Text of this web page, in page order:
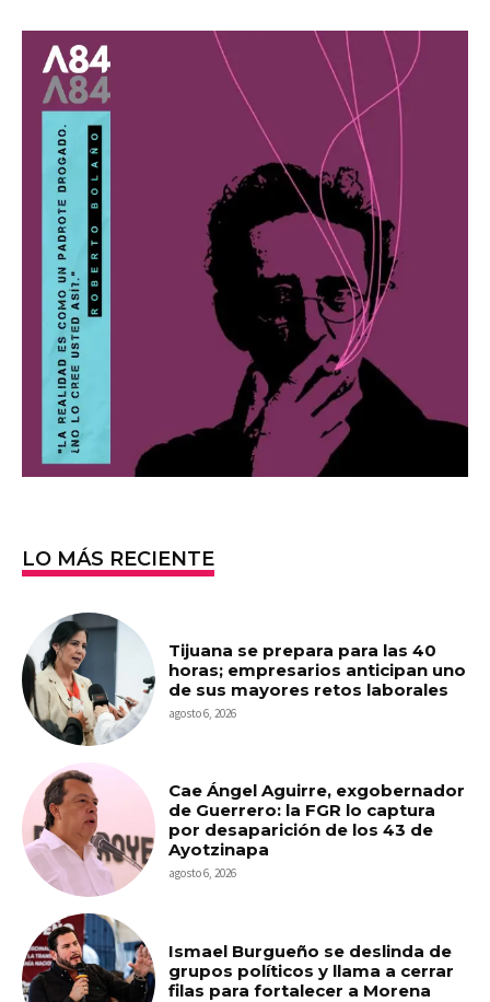
LO MÁS RECIENTE
Tijuana se prepara para las 40
horas; empresarios anticipan uno
de sus mayores retos laborales
agosto 6, 2026
Cae Ángel Aguirre, exgobernador
de Guerrero: la FGR lo captura
por desaparición de los 43 de
Ayotzinapa
agosto 6, 2026
Ismael Burgueño se deslinda de
grupos políticos y llama a cerrar
filas para fortalecer a Morena